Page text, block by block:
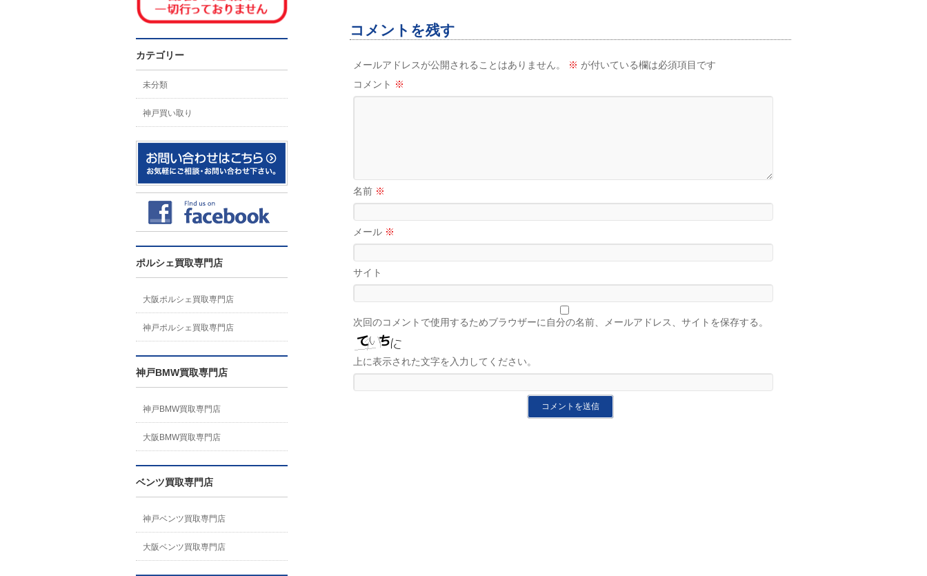
コメントを残す
メールアドレスが公開されることはありません。 ※ が付いている欄は必須項目です
コメント ※
名前 ※
メール ※
サイト
次回のコメントで使用するためブラウザーに自分の名前、メールアドレス、サイトを保存する。
上に表示された文字を入力してください。
カテゴリー
未分類
神戸買い取り
ポルシェ買取専門店
大阪ポルシェ買取専門店
神戸ポルシェ買取専門店
神戸BMW買取専門店
神戸BMW買取専門店
大阪BMW買取専門店
ベンツ買取専門店
神戸ベンツ買取専門店
大阪ベンツ買取専門店